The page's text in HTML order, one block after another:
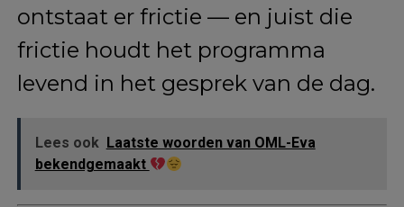
ontstaat er frictie — en juist die
frictie houdt het programma
levend in het gesprek van de dag.
Lees ook Laatste woorden van OML-Eva
bekendgemaakt